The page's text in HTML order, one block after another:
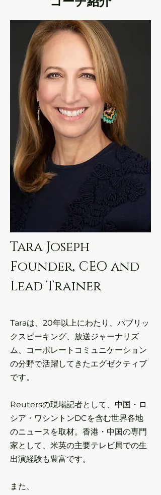
Tara Joseph
Founder, CEO and
Lead Trainer
Taraは、20年以上にわたり、パブリッ
クスピーキング、放送ジャーナリズ
ム、コーポレートコミュニケーション
の分野で活躍してきたエグゼクティブ
です。
Reutersの現場記者として、中国・ロ
シア・ワシントンDCを含む世界各地
のニュースを取材。香港・中国の専門
家として、米英の主要テレビ局での生
出演経験も豊富です。
また、